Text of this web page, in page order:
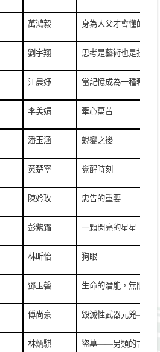
萬鴻毅 身為人父才會懂的事
劉宇翔 思考是藝術也是技術
江晨妤 當記憶成為一種奢侈
李美娟 牽心萬苦
潘玉涵 蛻變之後
黃楚寧 覺醒時刻
陳妗玫 忠告的重要
彭紫霜 一顆閃亮的星星
林昕怡 狗眼
鄧玉磬 生命的潛能，無限
傅尚豪 毀滅性武器元兇——
林炳騏 盜墓——另類的古文